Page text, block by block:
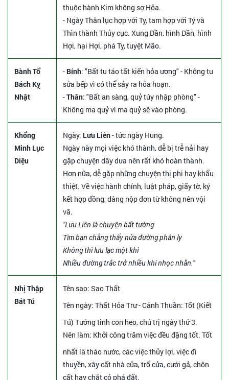
thuộc hành Kim không sợ Hỏa.
- Ngày Thân lục hợp với Tỵ, tam hợp với Tý và
Thìn thành Thủy cục. Xung Dần, hình Dần, hình
Hợi, hại Hợi, phá Tỵ, tuyệt Mão.
Bành Tổ
Bách Kỵ
Nhật
- Bính: "Bất tu táo tất kiến hỏa ương" - Không tu
sửa bếp vì có thể sảy ra hỏa hoạn.
-Thân: "Bất an sàng, quỷ túy nhập phòng" -
Không ma quỷ vì ma quỷ sẽ vào phòng.
Khổng
Minh Lục
Diệu
Ngày: Lưu Liên- tức ngày Hung.
Ngày này mọi việc khó thành, dễ bị trễ nải hay
gặp chuyện dây dưa nên rất khó hoàn thành.
Hơn nữa, dễ gặp những chuyện thị phi hay khẩu
thiệt. Về việc hành chính, luật pháp, giấy tờ, ký
kết hợp đồng, dâng nộp đơn từ không nên vội
vã.
"Lưu Liên là chuyện bất tường
Tìm bạn chẳng thấy nửa đường phân ly
Không thì lưu lạc một khi
Nhiều đường trắc trở nhiều khi nhọc nhằn."
Nhị Thập
Bát Tú
Tên sao: Sao Thất
Tên ngày: Thất Hỏa Trư - Cảnh Thuần: Tốt (Kiết
Tú) Tướng tinh con heo, chủ trị ngày thứ 3.
Nên làm: Khởi công trăm việc đều đặng tốt. Tốt
nhất là tháo nước, các việc thủy lợi, việc đi
thuyền, xây cất nhà cửa, trổ cửa, cưới gả, chôn
cất hay chặt cỏ phá đất.